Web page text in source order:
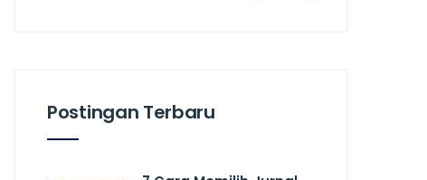
Postingan Terbaru